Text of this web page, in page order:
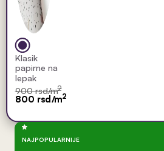
Klasik
papirne na
lepak
900 rsd/m2
800 rsd/m2
NAJPOPULARNIJE